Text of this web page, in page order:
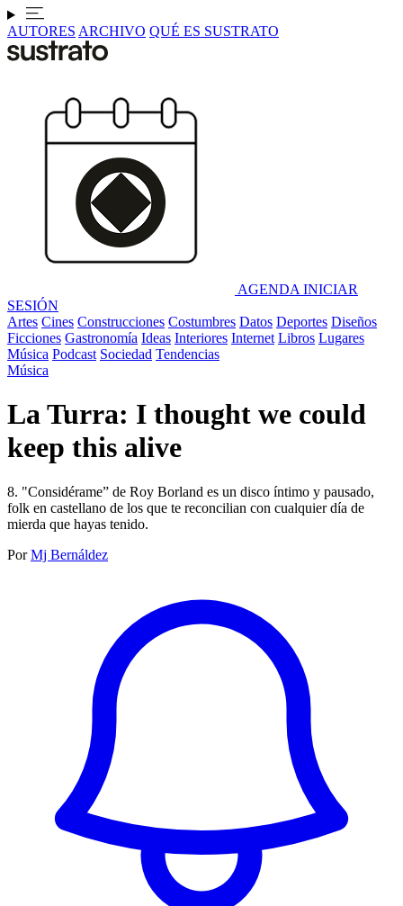
AUTORES ARCHIVO QUÉ ES SUSTRATO
AGENDA INICIAR
SESIÓN
Artes Cines Construcciones Costumbres Datos Deportes Diseños
Ficciones Gastronomía Ideas Interiores Internet Libros Lugares
Música Podcast Sociedad Tendencias
Música
La Turra: I thought we could
keep this alive
8. "Considérame” de Roy Borland es un disco íntimo y pausado,
folk en castellano de los que te reconcilian con cualquier día de
mierda que hayas tenido.
Por Mj Bernáldez